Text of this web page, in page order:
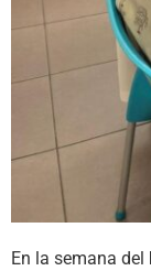
En la semana del